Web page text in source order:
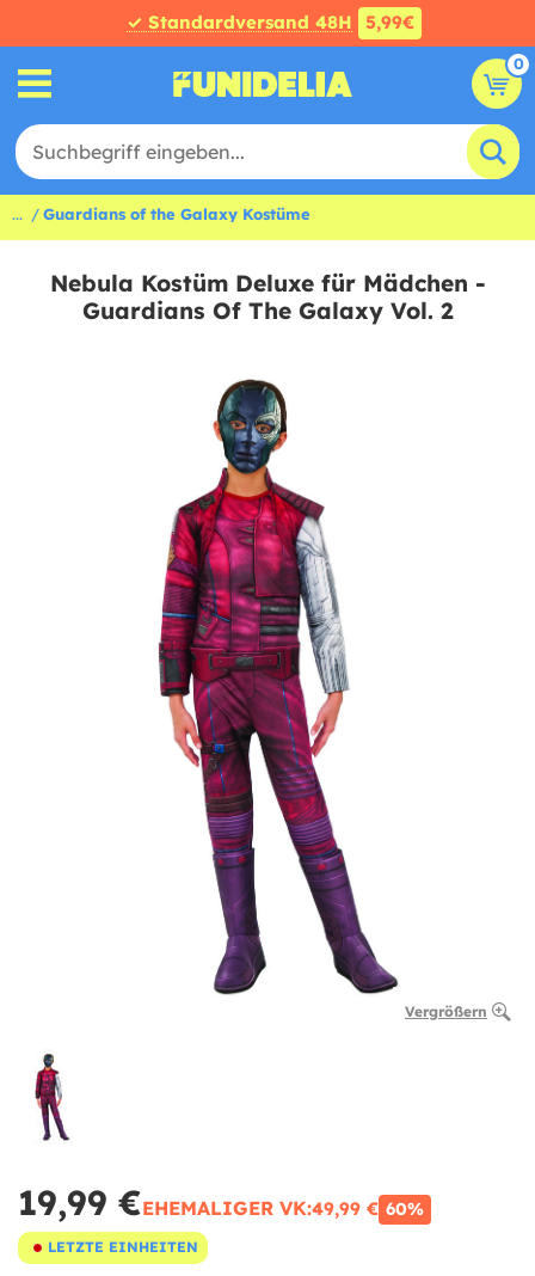
✓ Standardversand 48H 5,99€
0
... Guardians of the Galaxy Kostüme
Nebula Kostüm Deluxe für Mädchen -
Guardians Of The Galaxy Vol. 2
Vergrößern
19,99 €EHEMALIGER VK:49,99 € 60%
LETZTE EINHEITEN